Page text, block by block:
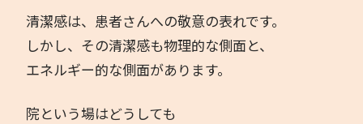
清潔感は、患者さんへの敬意の表れです。
しかし、その清潔感も物理的な側面と、
エネルギー的な側面があります。
院という場はどうしても